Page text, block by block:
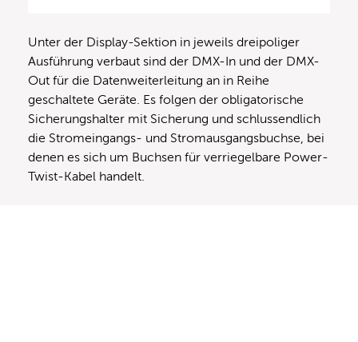
Unter der Display-Sektion in jeweils dreipoliger
Ausführung verbaut sind der DMX-In und der DMX-
Out für die Datenweiterleitung an in Reihe
geschaltete Geräte. Es folgen der obligatorische
Sicherungshalter mit Sicherung und schlussendlich
die Stromeingangs- und Stromausgangsbuchse, bei
denen es sich um Buchsen für verriegelbare Power-
Twist-Kabel handelt.